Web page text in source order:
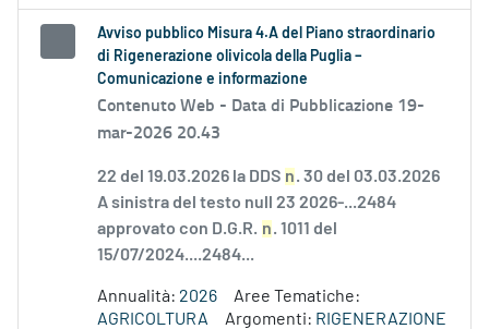
Avviso pubblico Misura 4.A del Piano straordinario
di Rigenerazione olivicola della Puglia –
Comunicazione e informazione
Contenuto Web - Data di Pubblicazione 19-
mar-2026 20.43
22 del 19.03.2026 la DDS n. 30 del 03.03.2026
A sinistra del testo null 23 2026-...2484
approvato con D.G.R. n. 1011 del
15/07/2024....2484...
Annualità: 2026
Aree Tematiche:
AGRICOLTURA
Argomenti: RIGENERAZIONE